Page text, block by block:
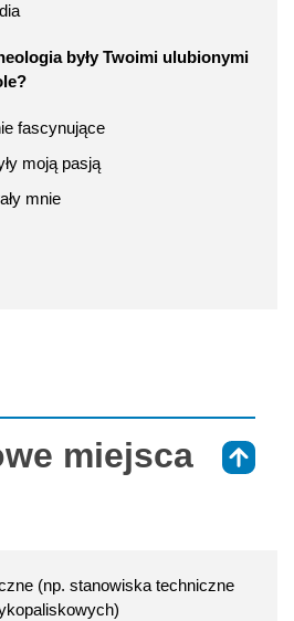
były Twoimi ulubionymi
fascynujące
moją pasją
mnie
miejsca
(np. stanowiska techniczne